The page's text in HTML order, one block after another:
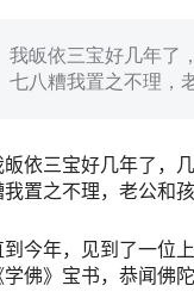
我皈依三宝好几年了
七八糟我置之不理，
皈依三宝好几年了，
我置之不理，老公和
到今年，见到了一位
学佛》宝书，恭闻佛